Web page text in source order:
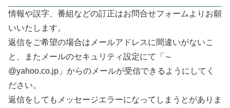
情報や誤字、番組などの訂正はお問合せフォームよりお願
いいたします。
返信をご希望の場合はメールアドレスに間違いがないこ
と、またメールのセキュリティ設定にて「～
@yahoo.co.jp」からのメールが受信できるようにしてく
ださい。
返信をしてもメッセージエラーになってしまうとがありま